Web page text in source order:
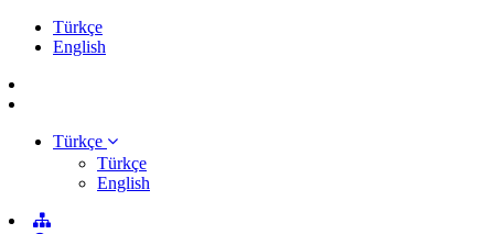
Türkçe
English
Türkçe
Türkçe
English